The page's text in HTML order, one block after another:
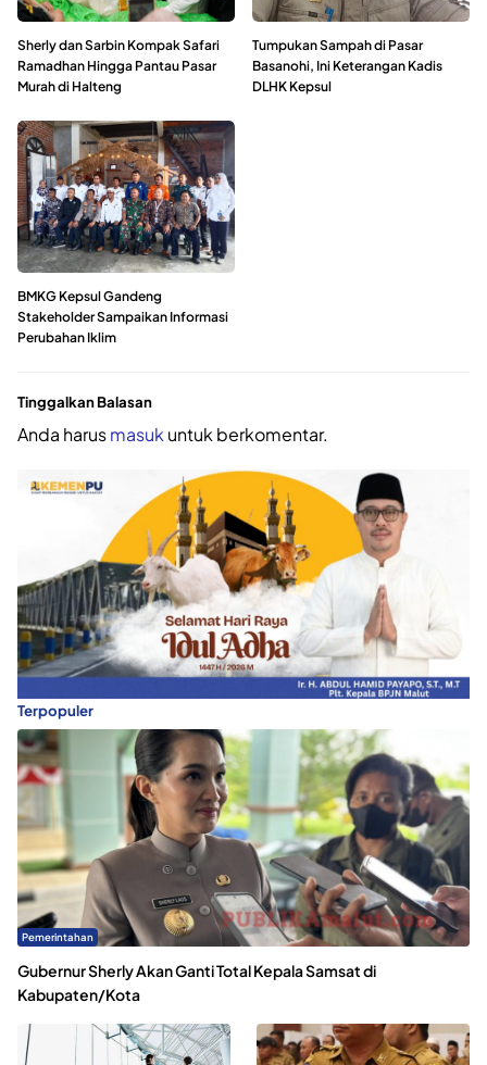
Sherly dan Sarbin Kompak Safari
Ramadhan Hingga Pantau Pasar
Murah di Halteng
Tumpukan Sampah di Pasar
Basanohi, Ini Keterangan Kadis
DLHK Kepsul
BMKG Kepsul Gandeng
Stakeholder Sampaikan Informasi
Perubahan Iklim
Tinggalkan Balasan
Anda harusmasuk untuk berkomentar.
Terpopuler
Pemerintahan
Gubernur Sherly Akan Ganti Total Kepala Samsat di
Kabupaten/Kota